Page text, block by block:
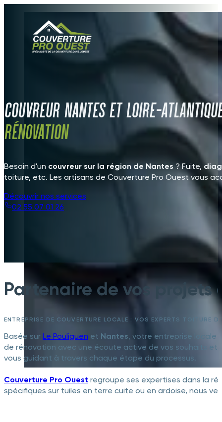
Couvreur Nantes et Loire-
Rénovation
Besoin d'un couvreur sur la région de Nantes? Fuite,
toiture, etc. Les artisans de Couverture Pro Ouest vous
Découvrir nos services
02 55 07 01 26
Partenaire de vos
ENTREPRISE DE COUVERTURE LOCALE : VOS EXPERTS TOITURE
Basée sur Le Pouliguen et Nantes, votre entreprise locale
de rénovation avec une écoute active de vos souhaits et
vous guidant à travers chaque étape du processus.
Couverture Pro Ouest regroupe ses expertises dans la
spécifiques sur tuiles en terre cuite ou en ardoise, nous